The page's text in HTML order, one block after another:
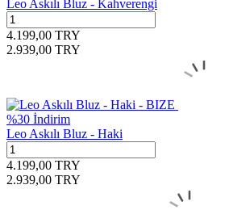
Leo Askılı Bluz - Kahverengi
4.199,00 TRY
2.939,00 TRY
%30 İndirim
Leo Askılı Bluz - Haki
4.199,00 TRY
2.939,00 TRY